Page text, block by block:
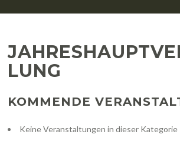
LUNG
KOMMENDE
Keine Veranstaltungen in dieser Kategorie